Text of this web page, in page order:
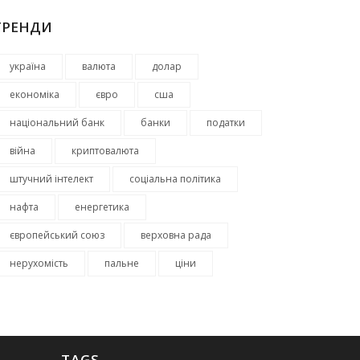
україна валюта долар
економіка євро сша
національний банк банки податки
війна криптовалюта
штучний інтелект соціальна політика
нафта енергетика
європейський союз верховна рада
нерухомість пальне ціни